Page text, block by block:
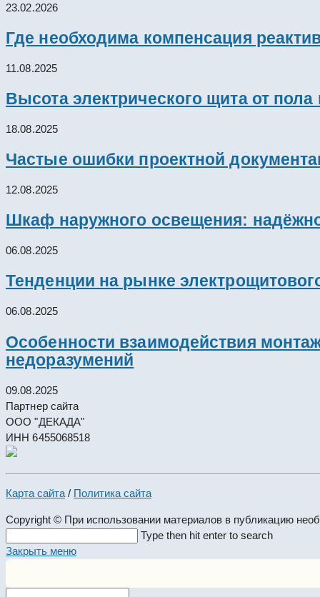
23.02.2026
Где необходима компенсация
11.08.2025
Высота электрического щита от
18.08.2025
Частые ошибки проектной
12.08.2025
Шкаф наружного освещения:
06.08.2025
Тенденции на рынке
06.08.2025
Особенности взаимодействия
недоразумений
09.08.2025
Партнер сайта
ООО "ДЕКАДА"
ИНН 6455068518
Карта сайта / Политика сайта
Copyright © При использовании материалов в публикацию
this
Type then hit enter to search
Закрыть меню